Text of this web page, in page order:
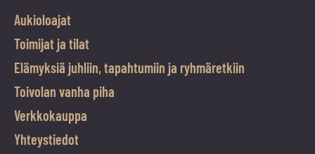
Aukioloajat
Toimijat ja tilat
Elämyksiä juhliin, tapahtumiin ja ryhmäretkiin
Toivolan vanha piha
Verkkokauppa
Yhteystiedot